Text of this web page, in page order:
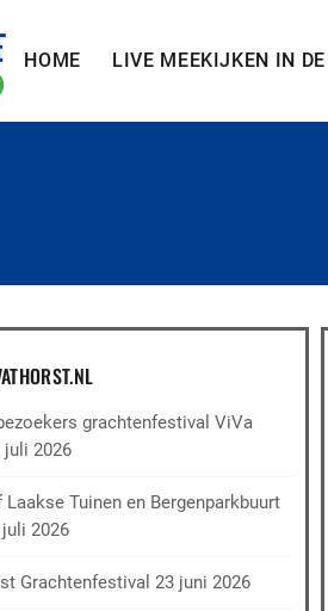
HOME LIVE MEEKIJKEN IN
grachtenfestival ViVa
juli 2026
Tuinen en Bergenparkbuurt
juli 2026
Grachtenfestival 23 juni 2026